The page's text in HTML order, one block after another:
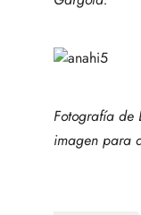
Fotografía de
imagen para